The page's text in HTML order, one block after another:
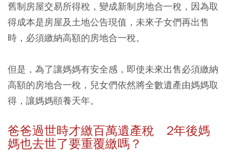
舊制房屋交易所得稅，變成新制房地合一稅，因為取
得成本是房屋及土地公告現值，未來子女們再出售
時，必須繳納高額的房地合一稅。
但是，為了讓媽媽有安全感，即使未來出售必須繳納
高額的房地合一稅，兒女們依然將全數遺產由媽媽取
得，讓媽媽頤養天年。
爸爸過世時才繳百萬遺產稅 2年後媽
媽也去世了要重覆繳嗎？